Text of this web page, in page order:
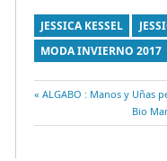
JESSICA KESSEL
MODA INVIERNO 2017
Entrada
ALGABO : Manos y Uñas
Bio